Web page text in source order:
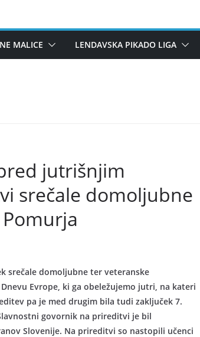
MALICE LENDAVSKA PIKADO LIGA
jutrišnjim
srečale domoljubne
srečale domoljubne ter veteranske
Evrope, ki ga obeležujemo jutri, na kateri
pa je med drugim bila tudi zaključek 7.
govornik na prireditvi je bil
Slovenije. Na prireditvi so nastopili učenci